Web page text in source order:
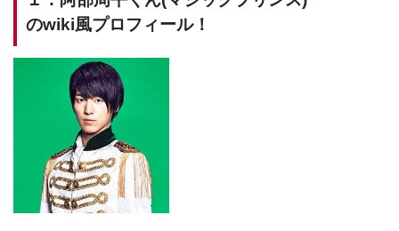
のwiki風プロフィール！